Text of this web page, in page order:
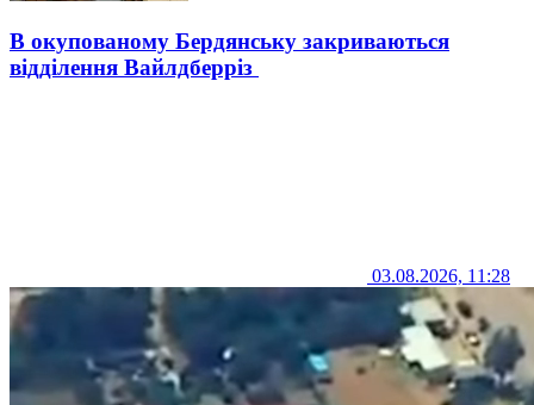
В окупованому Бердянську закриваються
відділення Вайлдберріз
03.08.2026, 11:28